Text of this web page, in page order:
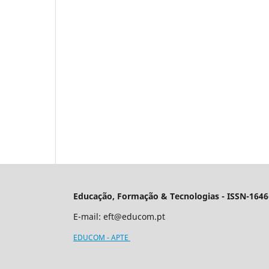
Educação, Formação & Tecnologias - ISSN-
E-mail: eft@educom.pt
EDUCOM - APTE